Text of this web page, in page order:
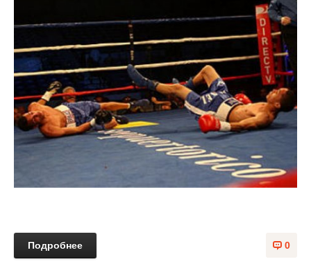
0
Подробнее